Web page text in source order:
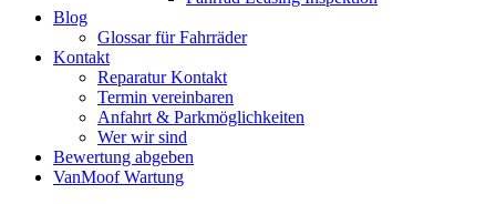
Blog
Glossar für Fahrräder
Kontakt
Reparatur Kontakt
Termin vereinbaren
Anfahrt & Parkmöglichkeiten
Wer wir sind
Bewertung abgeben
VanMoof Wartung